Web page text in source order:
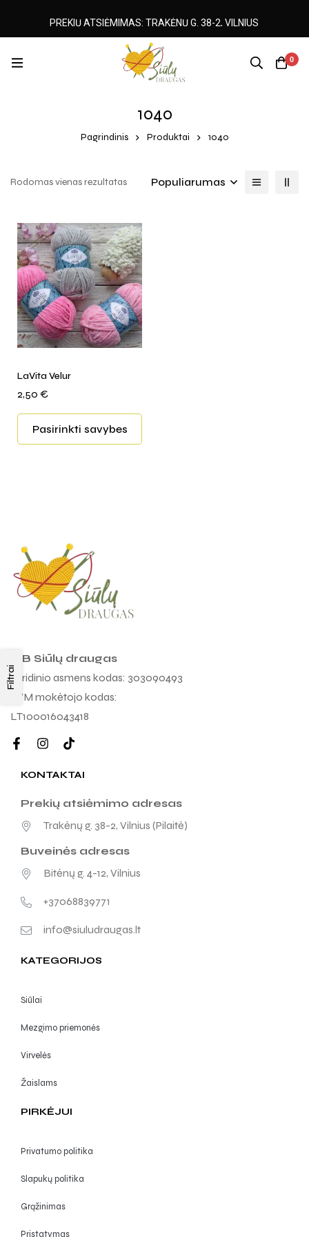
0
1040
Pagrindinis Produktai 1040
Filtrai
Rodomas vienas rezultatas Populiarumas
LaVita Velur
2,50 €
Pasirinkti savybes
MB Siūlų draugas
Juridinio asmens kodas: 303090493
PVM mokėtojo kodas:
LT100016043418
KONTAKTAI
Prekių atsiėmimo adresas
Trakėnų g. 38-2, Vilnius (Pilaitė)
Buveinės adresas
Bitėnų g. 4-12, Vilnius
+37068839771
info@siuludraugas.lt
KATEGORIJOS
Siūlai
Mezgimo priemonės
Virvelės
Žaislams
PIRKĖJUI
Privatumo politika
Slapukų politika
Grąžinimas
Pristatymas
PREKIŲ ATSIĖMIMAS: TRAKĖNŲ G. 38-2, VILNIUS